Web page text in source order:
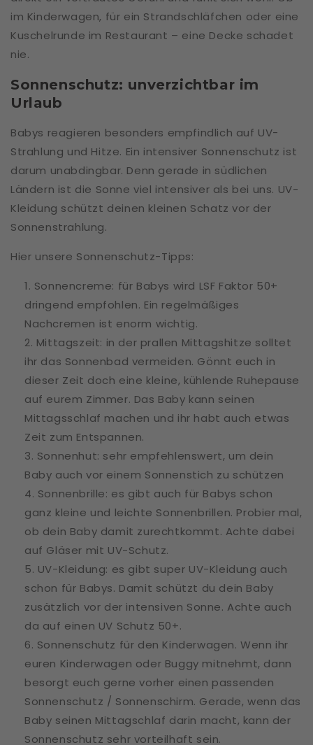
im Kinderwagen, für ein Strandschläfchen oder eine
Kuschelrunde im Restaurant – eine Decke schadet
nie.
Sonnenschutz: unverzichtbar im
Urlaub
Babys reagieren besonders empfindlich auf UV-
Strahlung und Hitze. Ein intensiver Sonnenschutz ist
darum unabdingbar. Denn gerade in südlichen
Ländern ist die Sonne viel intensiver als bei uns. UV-
Kleidung schützt deinen kleinen Schatz vor der
Sonnenstrahlung.
Hier unsere Sonnenschutz-Tipps:
Sonnencreme: für Babys wird LSF Faktor 50+
dringend empfohlen. Ein regelmäßiges
Nachcremen ist enorm wichtig.
Mittagszeit: in der prallen Mittagshitze solltet
ihr das Sonnenbad vermeiden. Gönnt euch in
dieser Zeit doch eine kleine, kühlende Ruhepause
auf eurem Zimmer. Das Baby kann seinen
Mittagsschlaf machen und ihr habt auch etwas
Zeit zum Entspannen.
Sonnenhut: sehr empfehlenswert, um dein
Baby auch vor einem Sonnenstich zu schützen
Sonnenbrille: es gibt auch für Babys schon
ganz kleine und leichte Sonnenbrillen. Probier mal,
ob dein Baby damit zurechtkommt. Achte dabei
auf Gläser mit UV-Schutz.
UV-Kleidung: es gibt super UV-Kleidung auch
schon für Babys. Damit schützt du dein Baby
zusätzlich vor der intensiven Sonne. Achte auch
da auf einen UV Schutz 50+.
Sonnenschutz für den Kinderwagen. Wenn ihr
euren Kinderwagen oder Buggy mitnehmt, dann
besorgt euch gerne vorher einen passenden
Sonnenschutz / Sonnenschirm. Gerade, wenn das
Baby seinen Mittagschlaf darin macht, kann der
Sonnenschutz sehr vorteilhaft sein.